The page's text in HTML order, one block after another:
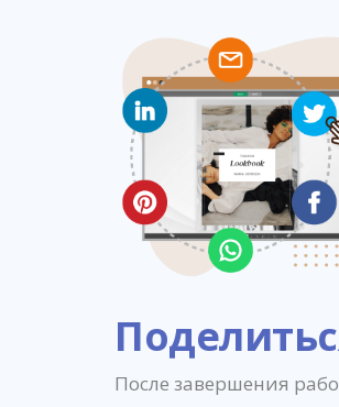
После завершения